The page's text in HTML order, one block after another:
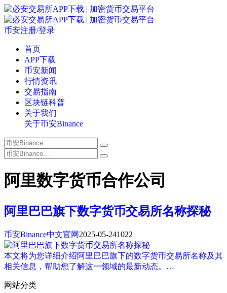
币安注册/登录
首页
APP下载
币安新闻
行情资讯
交易指南
区块链科普
关于我们
关于币安Binance
阿里数字货币合作公司
阿里巴巴旗下数字货币交易所名称探秘
币安Binance中文官网 2025-05-241022
本文将为您详细介绍阿里巴巴旗下的数字货币交易所名称及其
相关信息，帮助您了解这一领域的最新动态。…
网站分类